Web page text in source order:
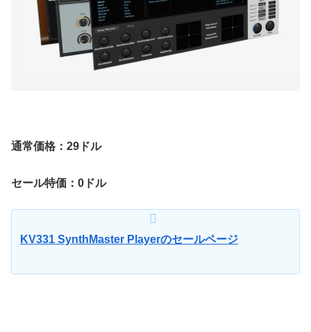
通常価格：29ドル
セール特価：0ドル
KV331 SynthMaster Playerのセールページ